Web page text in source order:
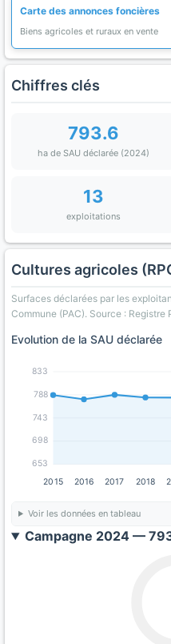
Carte des annonces foncières
Biens agricoles et ruraux en vente
Chiffres clés
793.6
ha de SAU déclarée (2024)
13
exploitations
Cultures agricoles
Surfaces déclarées par les
Commune (PAC). Source : Registre
Evolution de la SAU déclarée
653
698
743
788
833
2015 2016 2017 2018
Voir les données en tableau
Campagne 2024 —